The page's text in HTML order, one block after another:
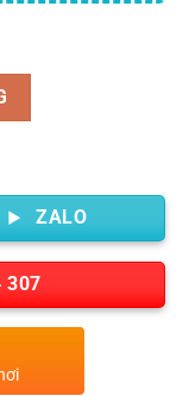
ZALO
307